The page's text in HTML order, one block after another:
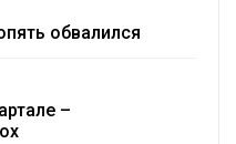
обвалился
–